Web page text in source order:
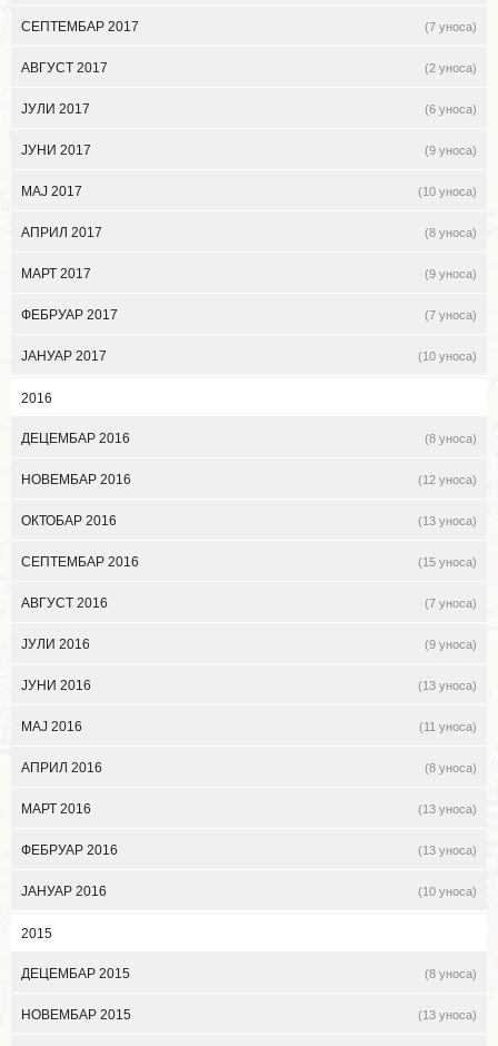
СЕПТЕМБАР 2017 (7 уноса)
АВГУСТ 2017 (2 уноса)
ЈУЛИ 2017 (6 уноса)
ЈУНИ 2017 (9 уноса)
МАЈ 2017 (10 уноса)
АПРИЛ 2017 (8 уноса)
МАРТ 2017 (9 уноса)
ФЕБРУАР 2017 (7 уноса)
ЈАНУАР 2017 (10 уноса)
2016
ДЕЦЕМБАР 2016 (8 уноса)
НОВЕМБАР 2016 (12 уноса)
ОКТОБАР 2016 (13 уноса)
СЕПТЕМБАР 2016 (15 уноса)
АВГУСТ 2016 (7 уноса)
ЈУЛИ 2016 (9 уноса)
ЈУНИ 2016 (13 уноса)
МАЈ 2016 (11 уноса)
АПРИЛ 2016 (8 уноса)
МАРТ 2016 (13 уноса)
ФЕБРУАР 2016 (13 уноса)
ЈАНУАР 2016 (10 уноса)
2015
ДЕЦЕМБАР 2015 (8 уноса)
НОВЕМБАР 2015 (13 уноса)